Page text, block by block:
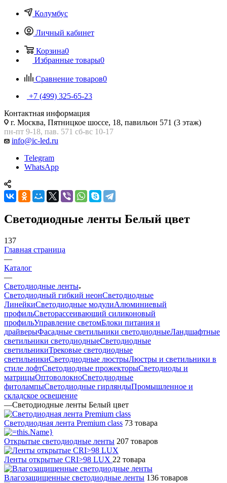
Колумбус
Личный кабинет
Корзина0
Избранные товары0
Сравнение товаров0
+7 (499) 325-65-23
Контактная информация
г. Москва, Пятницкое шоссе, 18, павильон 571 (3 этаж)
пн-пт 9-18, пав. 571 сб-вс 10-17
info@ic-led.ru
Telegram
WhatsApp
Светодиодные ленты Белый цвет
137
Главная страница
—
Каталог
—
Светодиодные ленты
Светодиодный гибкий неонСветодиодные
ЛинейкиСветодиодные модулиАлюминиевый
профильСветорассеивающий силиконовый
профильУправление светомБлоки питания и
драйверыФасадные светильники светодиодныеЛандшафтные
светильники светодиодныеСветодиодные
светильникиТрековые светодиодные
светильникиСветодиодные люстрыЛюстры и светильники в
стиле лофтСветодиодные прожекторыСветодиоды и
матрицыОптоволокноСветодиодные
фитолампыСветодиодные гирляндыПромышленное и
складское освещение
—Светодиодные ленты Белый цвет
Светодиодная лента Premium class 73 товара
Открытые светодиодные ленты 207 товаров
Ленты открытые CRI>98 LUX 22 товара
Влагозащищенные светодиодные ленты 136 товаров